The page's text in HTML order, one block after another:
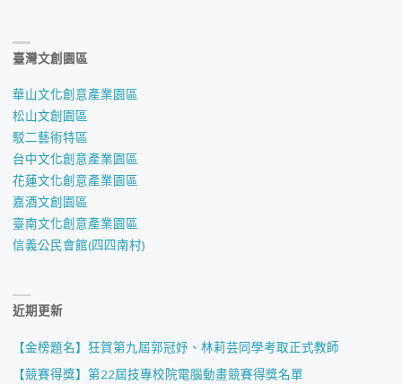
臺灣文創園區
華山文化創意產業園區
松山文創園區
駁二藝術特區
台中文化創意產業園區
花蓮文化創意產業園區
嘉酒文創園區
臺南文化創意產業園區
信義公民會館(四四南村)
近期更新
【金榜題名】狂賀第九屆郭冠妤、林莉芸同學考取正式教師
【競賽得獎】第22屆技專校院電腦動畫競賽得獎名單